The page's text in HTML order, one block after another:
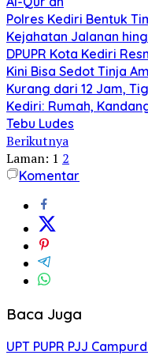
Polres Kediri Bentuk
Kejahatan Jalanan
DPUPR Kota Kediri
Kini Bisa Sedot Tinja
Kurang dari 12 Jam,
Kediri: Rumah,
Tebu Ludes
Berikutnya
Laman: 1 2
Komentar
Baca Juga
UPT PUPR PJJ